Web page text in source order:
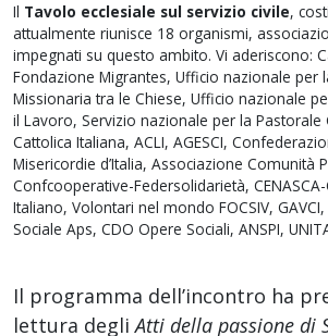
Il Tavolo ecclesiale sul servizio civile,
attualmente riunisce 18 organismi,
impegnati su questo ambito. Vi aderiscono:
Fondazione Migrantes, Ufficio nazionale per
Missionaria tra le Chiese, Ufficio nazionale
il Lavoro, Servizio nazionale per la Pastorale
Cattolica Italiana, ACLI, AGESCI,
Misericordie d’Italia, Associazione Comunità
Confcooperative-Federsolidarietà,
Italiano, Volontari nel mondo FOCSIV,
Sociale Aps, CDO Opere Sociali, ANSPI,
Il programma dell’incontro ha
lettura degliAtti della passione di